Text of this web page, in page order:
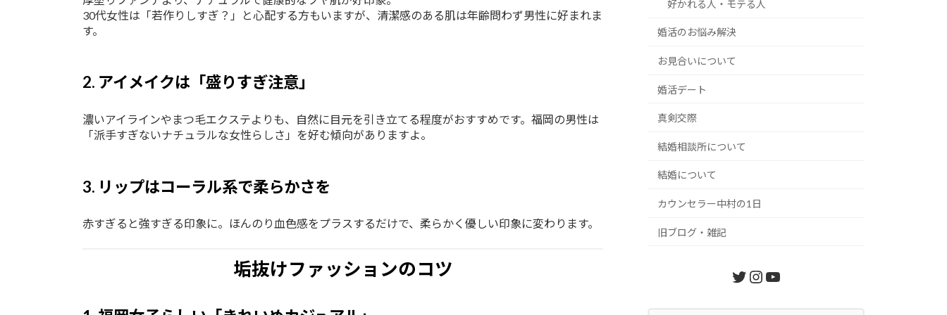
30代女性は「若作りしすぎ？」と心配する方もいますが、清潔感のある肌は年齢問わず男性に好まれま
す。
2. アイメイクは「盛りすぎ注意」
濃いアイラインやまつ毛エクステよりも、自然に目元を引き立てる程度がおすすめです。福岡の男性は
「派手すぎないナチュラルな女性らしさ」を好む傾向がありますよ。
3. リップはコーラル系で柔らかさを
赤すぎると強すぎる印象に。ほんのり血色感をプラスするだけで、柔らかく優しい印象に変わります。
垢抜けファッションのコツ
好かれる人・モテる人
婚活のお悩み解決
お見合いについて
婚活デート
真剣交際
結婚相談所について
結婚について
カウンセラー中村の1日
旧ブログ・雑記
Twitter
Instagram
YouTube